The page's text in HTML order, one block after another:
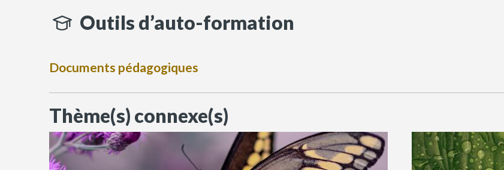
Outils d’auto-formation
Documents pédagogiques
Thème(s) connexe(s)